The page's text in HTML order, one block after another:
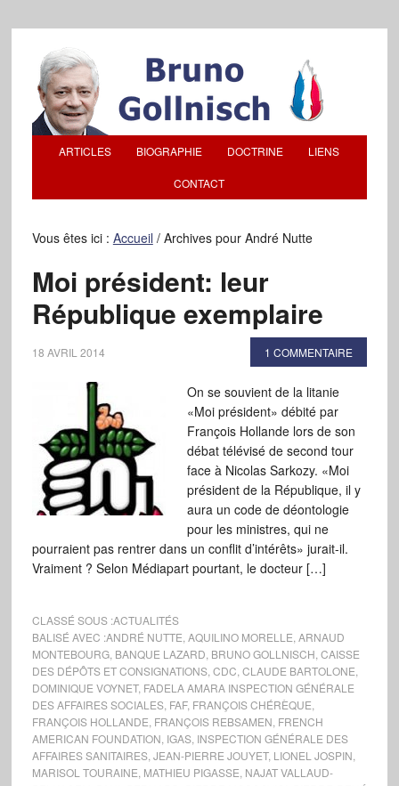
ARTICLES BIOGRAPHIE DOCTRINE LIENS
CONTACT
Vous êtes ici : Accueil /Archives pour André Nutte
Moi président: leur
République exemplaire
18 AVRIL 2014 1 COMMENTAIRE
On se souvient de la litanie
«Moi président» débité par
François Hollande lors de son
débat télévisé de second tour
face à Nicolas Sarkozy. «Moi
président de la République, il y
aura un code de déontologie
pour les ministres, qui ne
pourraient pas rentrer dans un conflit d’intérêts» jurait-il.
Vraiment ? Selon Médiapart pourtant, le docteur […]
CLASSÉ SOUS :ACTUALITÉS
BALISÉ AVEC :ANDRÉ NUTTE AQUILINO MORELLE ARNAUD
MONTEBOURG, BANQUE LAZARD BRUNO GOLLNISCH CAISSE
DES DÉPÔTS ET CONSIGNATIONS, CDC CLAUDE BARTOLONE
DOMINIQUE VOYNET, FADELA AMARA INSPECTION GÉNÉRALE
DES AFFAIRES SOCIALES, FAF, FRANÇOIS CHÉRÈQUE
FRANÇOIS HOLLANDE FRANÇOIS REBSAMEN FRENCH
AMERICAN FOUNDATION IGAS, INSPECTION GÉNÉRALE DES
AFFAIRES SANITAIRES, JEAN-PIERRE JOUYET, LIONEL JOSPIN
MARISOL TOURAINE MATHIEU PIGASSE NAJAT VALLAUD-